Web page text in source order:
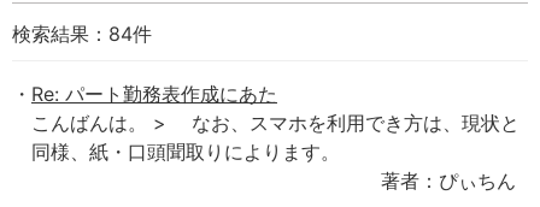
検索結果： 84件
Re: パート勤務表作成にあた
こんばんは。 > なお、スマホを利用でき方は、現状と
同様、紙・口頭聞取りによります。
著者：ぴぃちん